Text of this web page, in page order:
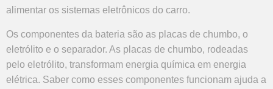
alimentar os sistemas eletrônicos do carro.
Os componentes da bateria são as placas de chumbo, o
eletrólito e o separador. As placas de chumbo, rodeadas
pelo eletrólito, transformam energia química em energia
elétrica. Saber como esses componentes funcionam ajuda a